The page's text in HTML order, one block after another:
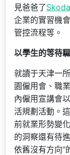
見爸爸了
企業的實習機
管控流程等。
以學生的等待
就讀于天津一
園僱用會、職
內僱用宣講會
活規劃活動。
前就業形勢變
的洞察還有待
依舊沒有方向”